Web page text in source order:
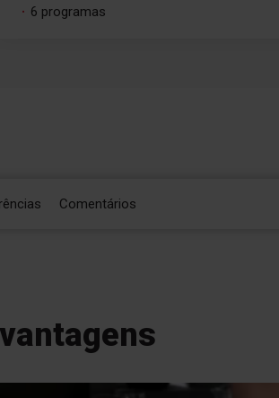
6 programas
Comentários